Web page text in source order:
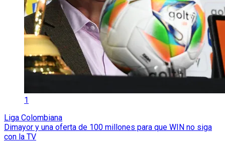
1
Liga Colombiana
Dimayor y una oferta de 100 millones para que WIN no siga
con la TV